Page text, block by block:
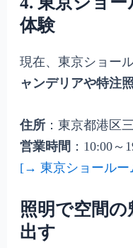
体験
現在、東京ショー
ャンデリアや特注
住所：東京都港区
営業時間 ：10:00～
[→ 東京ショールー
照明で空間の
出す